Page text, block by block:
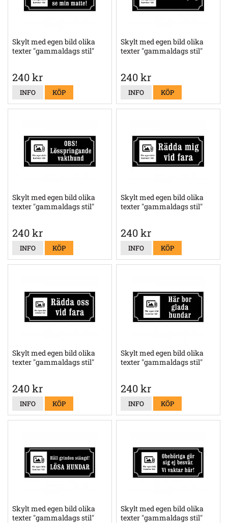
Skylt med egen bild olika
texter "gammaldags stil"
240 kr
INFO KÖP
Skylt med egen bild olika
texter "gammaldags stil"
240 kr
INFO KÖP
Skylt med egen bild olika
texter "gammaldags stil"
240 kr
INFO KÖP
Skylt med egen bild olika
texter "gammaldags stil"
240 kr
INFO KÖP
Skylt med egen bild olika
texter "gammaldags stil"
240 kr
INFO KÖP
Skylt med egen bild olika
texter "gammaldags stil"
240 kr
INFO KÖP
Skylt med egen bild olika
texter "gammaldags stil"
Skylt med egen bild olika
texter "gammaldags stil"